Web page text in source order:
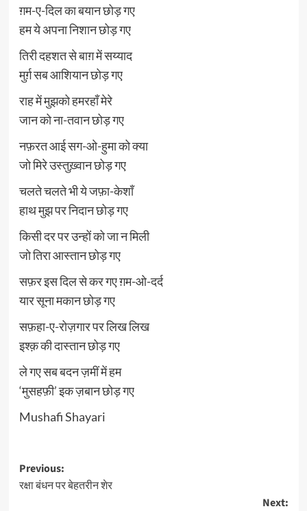
ग़म-ए-दिल का बयान छोड़ गए
हम ये अपना निशान छोड़ गए
तिरी दहशत से बाग़ में सय्याद
मुर्ग़ सब आशियान छोड़ गए
राह में मुझको हमरहाँ मेरे
जान को ना-तवान छोड़ गए
नफ़रत आई सग-ओ-हुमा को क्या
जो मिरे उस्तुख़्वान छोड़ गए
चलते चलते भी ये जफ़ा-केशाँ
हाथ मुझ पर निदान छोड़ गए
किसी दर पर उन्हों को जा न मिली
जो तिरा आस्तान छोड़ गए
सफ़र इस दिल से कर गए ग़म-ओ-दर्द
यार सूना मकान छोड़ गए
सफ़हा-ए-रोज़गार पर लिख लिख
इश्क़ की दास्तान छोड़ गए
ले गए सब बदन ज़मीं में हम
‘मुसहफ़ी’ इक ज़बान छोड़ गए
Mushafi Shayari
Post
navigation
Previous:
रक्षा बंधन पर बेहतरीन शेर
Next: